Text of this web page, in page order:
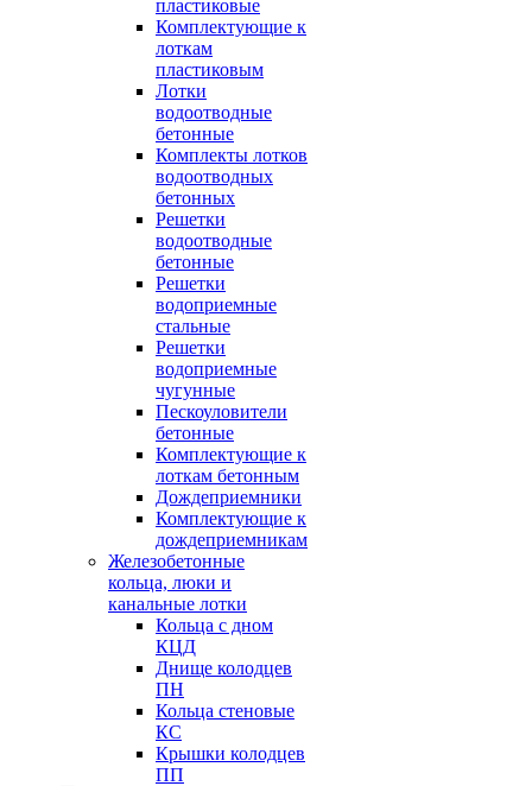
пластиковые
Комплектующие к
лоткам
пластиковым
Лотки
водоотводные
бетонные
Комплекты лотков
водоотводных
бетонных
Решетки
водоотводные
бетонные
Решетки
водоприемные
стальные
Решетки
водоприемные
чугунные
Пескоуловители
бетонные
Комплектующие к
лоткам бетонным
Дождеприемники
Комплектующие к
дождеприемникам
Железобетонные
кольца, люки и
канальные лотки
Кольца с дном
КЦД
Днище колодцев
ПН
Кольца стеновые
КС
Крышки колодцев
ПП